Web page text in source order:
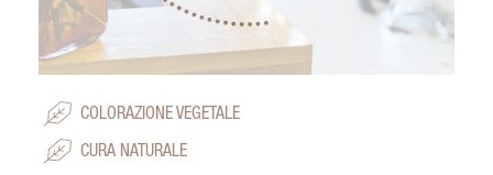
COLORAZIONE VEGETALE
CURA NATURALE